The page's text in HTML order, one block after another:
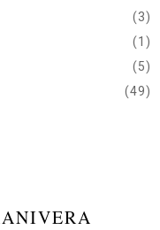
(3)
(1)
(5)
(49)